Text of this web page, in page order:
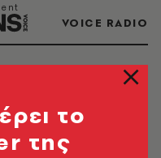
VOICE RADIO
το
της